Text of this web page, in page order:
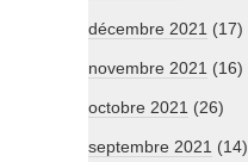
décembre 2021 (17)
novembre 2021 (16)
octobre 2021 (26)
septembre 2021 (14)